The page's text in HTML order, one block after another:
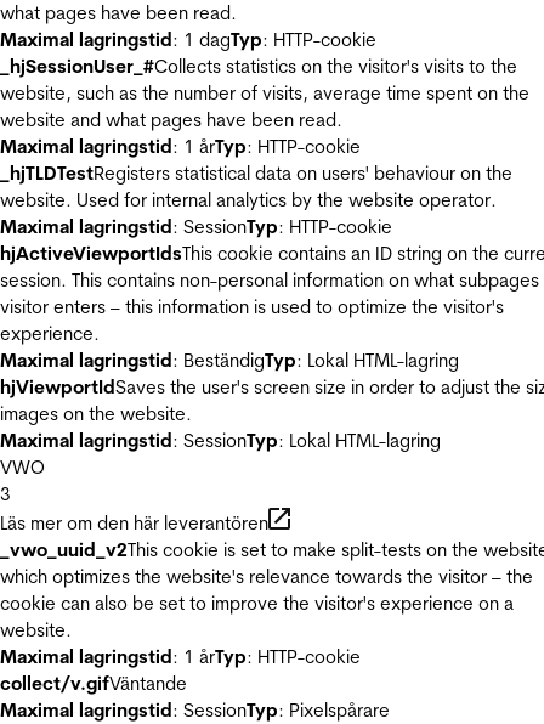
what pages have been read.
Maximal lagringstid: 1 dagTyp: HTTP-cookie
_hjSessionUser_#Collects statistics on the visitor's visits to the
website, such as the number of visits, average time spent on the
website and what pages have been read.
Maximal lagringstid: 1 årTyp: HTTP-cookie
_hjTLDTestRegisters statistical data on users' behaviour on the
website. Used for internal analytics by the website operator.
Maximal lagringstid: SessionTyp: HTTP-cookie
hjActiveViewportIdsThis cookie contains an ID string on the
session. This contains non-personal information on what
visitor enters – this information is used to optimize the visitor's
experience.
Maximal lagringstid: BeständigTyp: Lokal HTML-lagring
hjViewportIdSaves the user's screen size in order to adjust the
images on the website.
Maximal lagringstid: SessionTyp: Lokal HTML-lagring
VWO
3
Läs mer om den här leverantören
_vwo_uuid_v2This cookie is set to make split-tests on the
which optimizes the website's relevance towards the visitor – the
cookie can also be set to improve the visitor's experience on a
website.
Maximal lagringstid: 1 årTyp: HTTP-cookie
collect/v.gifVäntande
Maximal lagringstid: SessionTyp: Pixelspårare